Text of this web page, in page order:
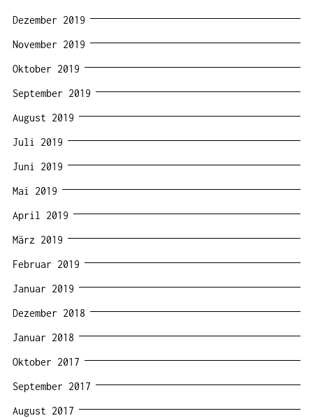
Dezember 2019
November 2019
Oktober 2019
September 2019
August 2019
Juli 2019
Juni 2019
Mai 2019
April 2019
März 2019
Februar 2019
Januar 2019
Dezember 2018
Januar 2018
Oktober 2017
September 2017
August 2017